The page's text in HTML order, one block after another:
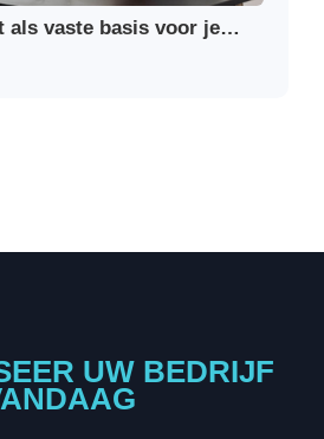
als vaste basis voor je…
UW BEDRIJF